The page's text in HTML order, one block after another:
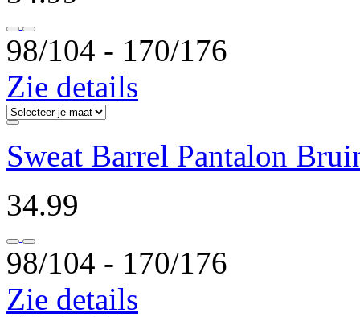
98/104 ‐ 170/176
Zie details
Sweat Barrel Pantalon
34.99
98/104 ‐ 170/176
Zie details